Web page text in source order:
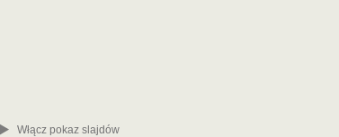
Włącz pokaz slajdów